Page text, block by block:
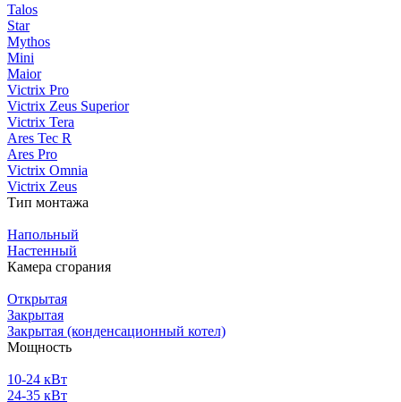
Talos
Star
Mythos
Mini
Maior
Victrix Pro
Victrix Zeus Superior
Victrix Tera
Ares Tec R
Ares Pro
Victrix Omnia
Victrix Zeus
Тип монтажа
Напольный
Настенный
Камера сгорания
Открытая
Закрытая
Закрытая (конденсационный котел)
Мощность
10-24 кВт
24-35 кВт